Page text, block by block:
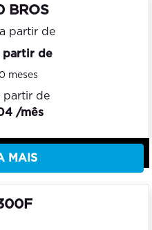
BROS
partir de
meses
partir de
/mês
MAIS